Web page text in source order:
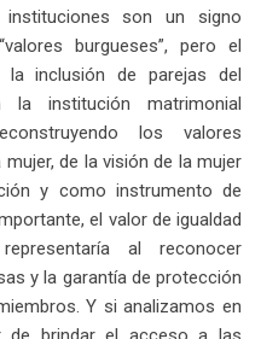
son un signo
burgueses”, pero el
la inclusión de parejas del
institución matrimonial
los valores
de la visión de la mujer
y como instrumento de
el valor de igualdad
al reconocer
y la garantía de protección
Y si analizamos en